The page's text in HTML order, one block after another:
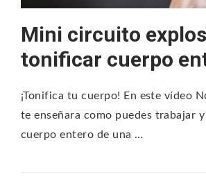
Mini circuito
tonificar cuerpo
¡Tonifica tu cuerpo! En este vídeo
te enseñara como puedes trabajar
cuerpo entero de una …